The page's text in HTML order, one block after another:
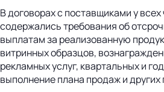
В договорах с поставщиками у
содержались требования об
выплатам за реализованную
витринных образцов,
рекламных услуг, квартальных и
выполнение плана продаж и других